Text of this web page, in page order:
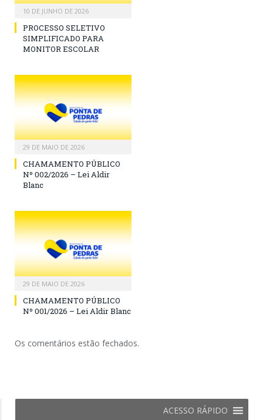
10 DE JUNHO DE 2026
PROCESSO SELETIVO
SIMPLIFICADO PARA
MONITOR ESCOLAR
29 DE MAIO DE 2026
CHAMAMENTO PÚBLICO
Nº 002/2026 – Lei Aldir
Blanc
29 DE MAIO DE 2026
CHAMAMENTO PÚBLICO
Nº 001/2026 – Lei Aldir Blanc
Os comentários estão fechados.
ACESSO RÁPIDO